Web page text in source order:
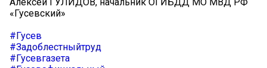
Алексей ГУЛИДОВ, начальник ОГИБДД МО МВД РФ
«Гусевский»
#Гусев
#Задоблестныйтруд
#Гусевгазета